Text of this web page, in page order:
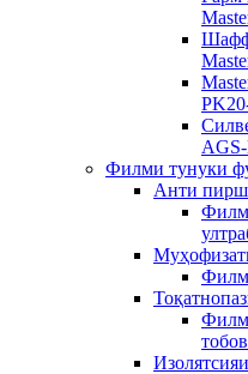
Филми тунуки
Анти